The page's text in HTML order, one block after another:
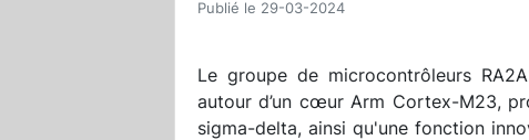
Publié le 29-03-2024
Le groupe de microcontrôleurs
autour d’un cœur Arm Cortex-M23,
sigma-delta, ainsi qu'une fonction